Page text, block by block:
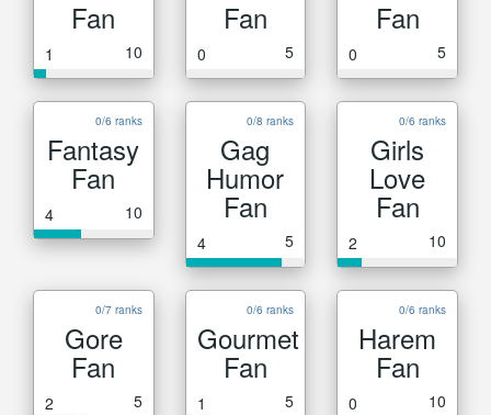
Fan
1 10
Fan
0 5
Fan
0 5
0/6 ranks
Fantasy
Fan
4 10
0/8 ranks
Gag
Humor
Fan
4 5
0/6 ranks
Girls
Love
Fan
2 10
0/7 ranks
Gore
Fan
2 5
0/6 ranks
Gourmet
Fan
1 5
0/6 ranks
Harem
Fan
0 10